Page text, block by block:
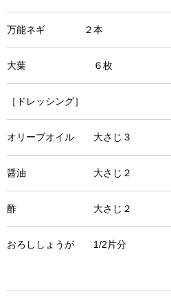
万能ネギ ２本
大葉 ６枚
［ドレッシング］
オリーブオイル 大さじ３
醤油 大さじ２
酢 大さじ２
おろししょうが 1/2片分